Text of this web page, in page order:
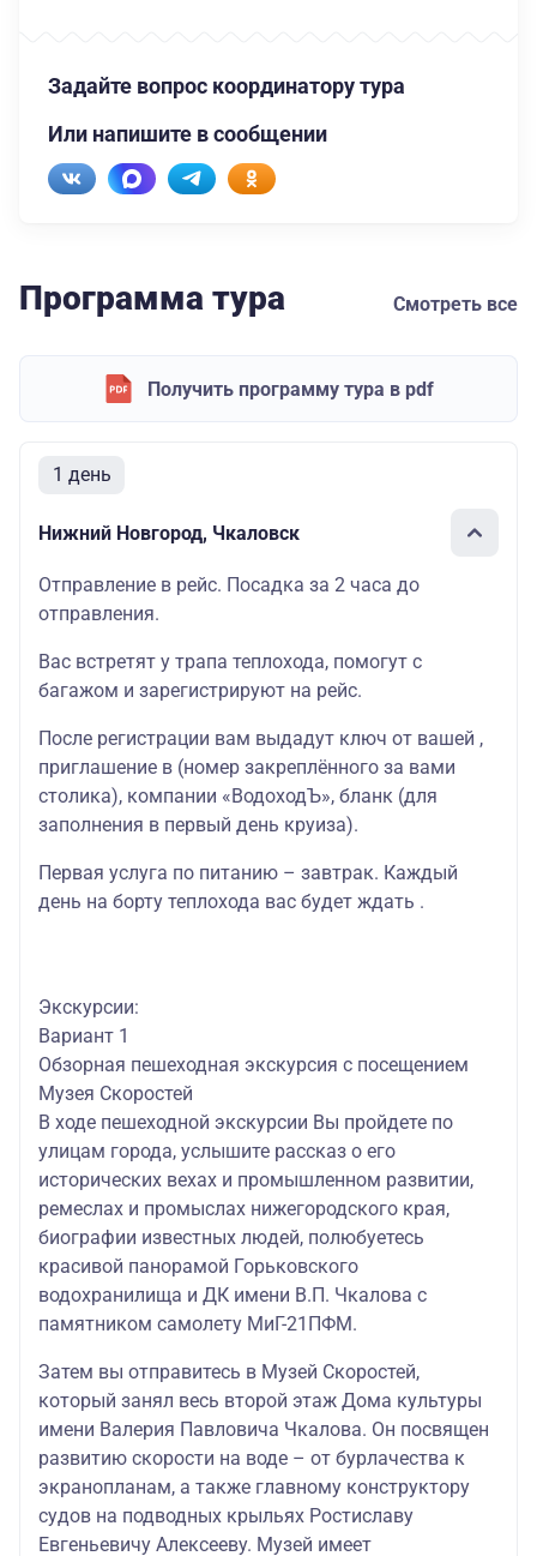
Задайте вопрос координатору тура
Или напишите в сообщении
Программа тура Смотреть все
Получить программу тура в pdf
1 день
Нижний Новгород, Чкаловск
Отправление в рейс. Посадка за 2 часа до
отправления.
Вас встретят у трапа теплохода, помогут с
багажом и зарегистрируют на рейс.
После регистрации вам выдадут ключ от вашей ,
приглашение в (номер закреплённого за вами
столика), компании «ВодоходЪ», бланк (для
заполнения в первый день круиза).
Первая услуга по питанию – завтрак. Каждый
день на борту теплохода вас будет ждать .
Экскурсии:
Вариант 1
Обзорная пешеходная экскурсия с посещением
Музея Скоростей
В ходе пешеходной экскурсии Вы пройдете по
улицам города, услышите рассказ о его
исторических вехах и промышленном развитии,
ремеслах и промыслах нижегородского края,
биографии известных людей, полюбуетесь
красивой панорамой Горьковского
водохранилища и ДК имени В.П. Чкалова с
памятником самолету МиГ-21ПФМ.
Затем вы отправитесь в Музей Скоростей,
который занял весь второй этаж Дома культуры
имени Валерия Павловича Чкалова. Он посвящен
развитию скорости на воде – от бурлачества к
экранопланам, а также главному конструктору
судов на подводных крыльях Ростиславу
Евгеньевичу Алексееву. Музей имеет